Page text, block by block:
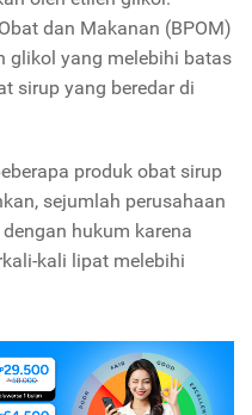
dan Makanan (BPOM)
glikol yang melebihi batas
sirup yang beredar di
produk obat sirup
sejumlah perusahaan
hukum karena
kali lipat melebihi